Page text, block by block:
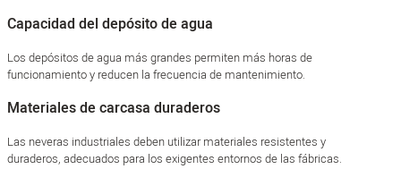
Capacidad del depósito de agua
Los depósitos de agua más grandes permiten más horas de
funcionamiento y reducen la frecuencia de mantenimiento.
Materiales de carcasa duraderos
Las neveras industriales deben utilizar materiales resistentes y
duraderos, adecuados para los exigentes entornos de las fábricas.